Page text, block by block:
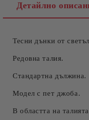
Детайлно
Тесни дънки от
Редовна талия.
Стандартна дължина.
Модел с пет джоба.
В областта на